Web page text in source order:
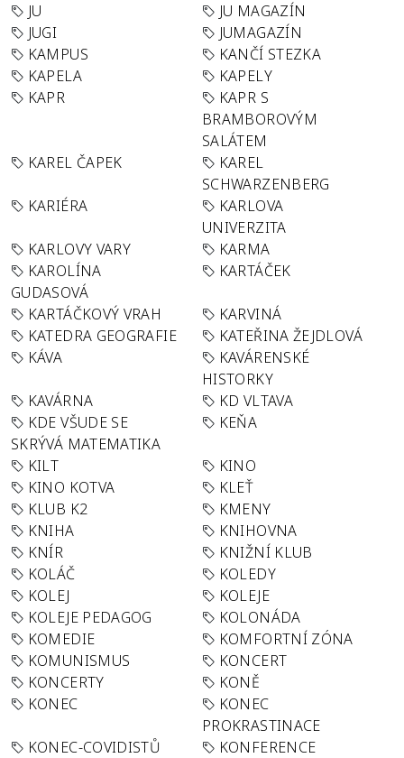
JU
JU MAGAZÍN
JUGI
JUMAGAZÍN
KAMPUS
KANČÍ STEZKA
KAPELA
KAPELY
KAPR
KAPR S
BRAMBOROVÝM
SALÁTEM
KAREL ČAPEK
KAREL
SCHWARZENBERG
KARIÉRA
KARLOVA
UNIVERZITA
KARLOVY VARY
KARMA
KAROLÍNA
GUDASOVÁ
KARTÁČEK
KARTÁČKOVÝ VRAH
KARVINÁ
KATEDRA GEOGRAFIE
KATEŘINA ŽEJDLOVÁ
KÁVA
KAVÁRENSKÉ
HISTORKY
KAVÁRNA
KD VLTAVA
KDE VŠUDE SE
SKRÝVÁ MATEMATIKA
KEŇA
KILT
KINO
KINO KOTVA
KLEŤ
KLUB K2
KMENY
KNIHA
KNIHOVNA
KNÍR
KNIŽNÍ KLUB
KOLÁČ
KOLEDY
KOLEJ
KOLEJE
KOLEJE PEDAGOG
KOLONÁDA
KOMEDIE
KOMFORTNÍ ZÓNA
KOMUNISMUS
KONCERT
KONCERTY
KONĚ
KONEC
KONEC
PROKRASTINACE
KONEC-COVIDISTŮ
KONFERENCE